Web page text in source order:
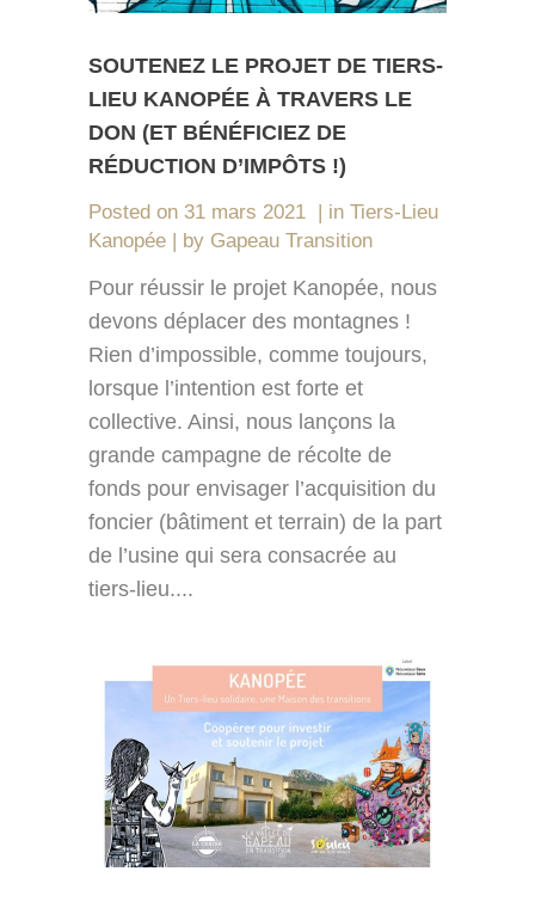
SOUTENEZ LE PROJET DE TIERS-
LIEU KANOPÉE À TRAVERS LE
DON (ET BÉNÉFICIEZ DE
RÉDUCTION D’IMPÔTS !)
Posted on 31 mars 2021 in Tiers-Lieu
Kanopée
by Gapeau Transition
Pour réussir le projet Kanopée, nous
devons déplacer des montagnes !
Rien d’impossible, comme toujours,
lorsque l’intention est forte et
collective. Ainsi, nous lançons la
grande campagne de récolte de
fonds pour envisager l’acquisition du
foncier (bâtiment et terrain) de la part
de l’usine qui sera consacrée au
tiers-lieu....